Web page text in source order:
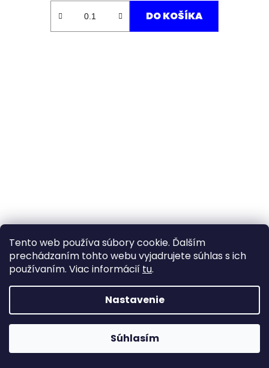
Tento web používa súbory cookie. Ďalším
prechádzaním tohto webu vyjadrujete súhlas s ich
používaním. Viac informácií tu.
Nastavenie
Súhlasím
DO KOŠÍKA
Bavlna režná šedobéžové listy
Skladom(9,1 m)
9,39 €
DO KOŠÍKA